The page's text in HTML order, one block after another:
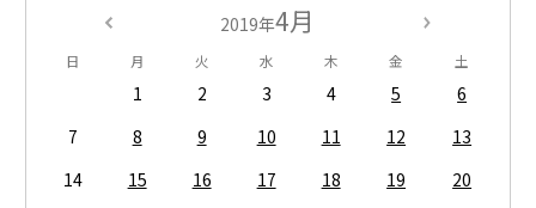
2019年4月
日 月 火 水 木 金 土
1 2 3 4 5
6
7
8 9 10 11 12
13
14
15 16 17 18 19
20